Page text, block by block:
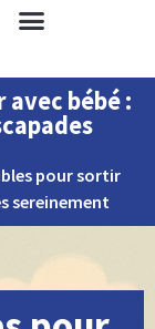
bébé :
pour sortir
sereinement